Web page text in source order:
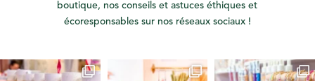
boutique, nos conseils et astuces éthiques et
écoresponsables sur nos réseaux sociaux !